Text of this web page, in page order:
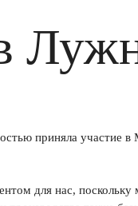
приняла участие
для нас,